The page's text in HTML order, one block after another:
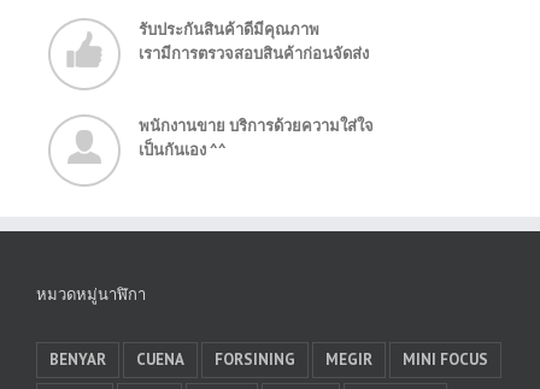
รับประกันสินค้าดีมีคุณภาพ
เรามีการตรวจสอบสินค้าก่อนจัดส่ง
พนักงานขาย บริการด้วยความใส่ใจ
เป็นกันเอง ^^
หมวดหมู่นาฬิกา
BENYAR CUENA FORSINING MEGIR
MINI FOCUS